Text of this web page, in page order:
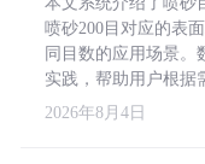
喷砂200目对应的表
同目数的应用场景。
实践，帮助用户根据
2026年8月4日